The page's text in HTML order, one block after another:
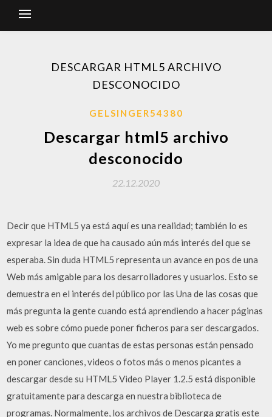
DESCARGAR HTML5 ARCHIVO
DESCONOCIDO
GELSINGER54380
Descargar html5 archivo
desconocido
22.12.2020
Decir que HTML5 ya está aquí es una realidad; también lo es
expresar la idea de que ha causado aún más interés del que se
esperaba. Sin duda HTML5 representa un avance en pos de una
Web más amigable para los desarrolladores y usuarios. Esto se
demuestra en el interés del público por las Una de las cosas que
más pregunta la gente cuando está aprendiendo a hacer páginas
web es sobre cómo puede poner ficheros para ser descargados.
Yo me pregunto que cuantas de estas personas están pensado
en poner canciones, videos o fotos más o menos picantes a
descargar desde su HTML5 Video Player 1.2.5 está disponible
gratuitamente para descarga en nuestra biblioteca de
programas. Normalmente, los archivos de Descarga gratis este